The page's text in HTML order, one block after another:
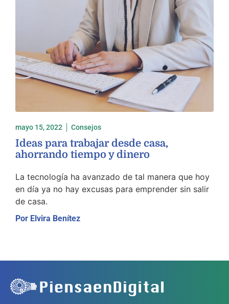
mayo 15, 2022 Consejos
Ideas para trabajar desde casa,
ahorrando tiempo y dinero
La tecnología ha avanzado de tal manera que hoy
en día ya no hay excusas para emprender sin salir
de casa.
Por Elvira Benítez